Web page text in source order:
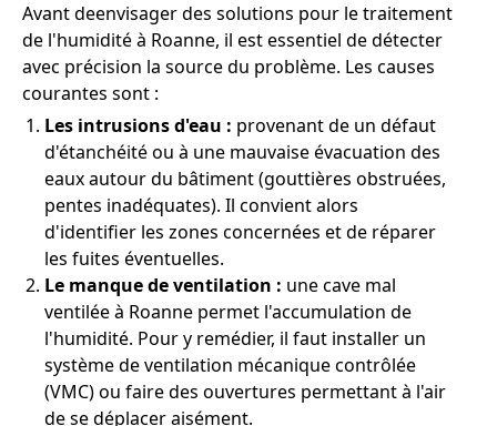
Avant deenvisager des solutions pour le traitement
de l'humidité à Roanne, il est essentiel de détecter
avec précision la source du problème. Les causes
courantes sont :
Les intrusions d'eau : provenant de un défaut
d'étanchéité ou à une mauvaise évacuation des
eaux autour du bâtiment (gouttières obstruées,
pentes inadéquates). Il convient alors
d'identifier les zones concernées et de réparer
les fuites éventuelles.
Le manque de ventilation : une cave mal
ventilée à Roanne permet l'accumulation de
l'humidité. Pour y remédier, il faut installer un
système de ventilation mécanique contrôlée
(VMC) ou faire des ouvertures permettant à l'air
de se déplacer aisément.